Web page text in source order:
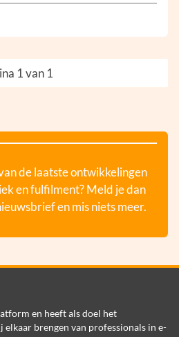
1 van 1
de laatste ontwikkelingen
en fulfilment? Meld je dan
en mis niets meer.
en heeft als doel het
brengen van professionals in e-